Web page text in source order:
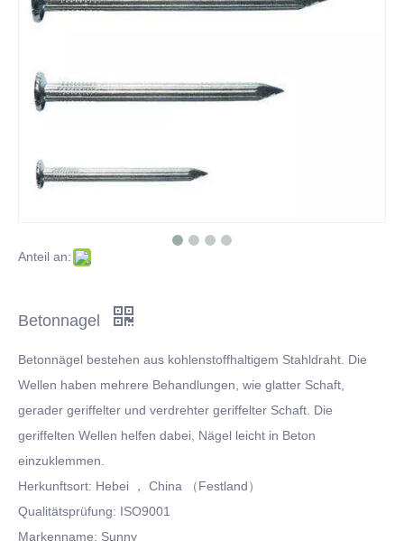
Geschweißtes Drahtgeflecht aus Edelstahl
Edelstahlfilterscheibe für Filtrationsproblem
Was ist feuerverzinkter Eisendraht?
Anteil an:
Betonnagel
Betonnägel bestehen aus kohlenstoffhaltigem Stahldraht. Die
Wellen haben mehrere Behandlungen, wie glatter Schaft,
gerader geriffelter und verdrehter geriffelter Schaft. Die
geriffelten Wellen helfen dabei, Nägel leicht in Beton
einzuklemmen.
Herkunftsort: Hebei ， China （Festland）
Qualitätsprüfung: ISO9001
Markenname: Sunny